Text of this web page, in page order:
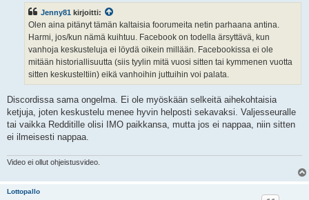
Jenny81 kirjoitti:
Olen aina pitänyt tämän kaltaisia foorumeita netin parhaana antina.
Harmi, jos/kun nämä kuihtuu. Facebook on todella ärsyttävä, kun
vanhoja keskusteluja ei löydä oikein millään. Facebookissa ei ole
mitään historiallisuutta (siis tyylin mitä vuosi sitten tai kymmenen vuotta
sitten keskusteltiin) eikä vanhoihin juttuihin voi palata.
Discordissa sama ongelma. Ei ole myöskään selkeitä aihekohtaisia
ketjuja, joten keskustelu menee hyvin helposti sekavaksi. Valjesseuralle
tai vaikka Redditille olisi IMO paikkansa, mutta jos ei nappaa, niin sitten
ei ilmeisesti nappaa.
Video ei ollut ohjeistusvideo.
Lottopallo